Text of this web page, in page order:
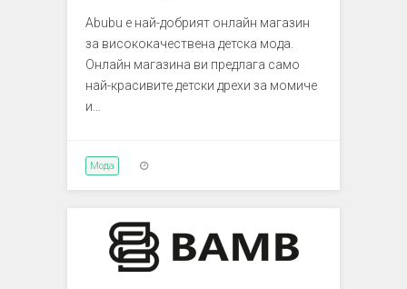
Abubu е най-добрият онлайн магазин
за висококачествена детска мода.
Онлайн магазина ви предлага само
най-красивите детски дрехи за момиче
и…
Мода